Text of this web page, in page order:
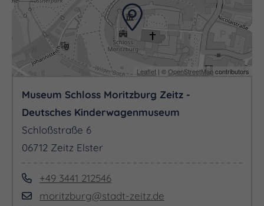
Führungen Einzelpersonen / Gruppen bis 20 Pers.
pro Stunde: 40,00 € (zzgl. zum Eintritt)
Eintrittspreise:
Ermäßigungsberechtigte: 4,00 €
(Kinder von 3 bis 13 Jahren, Schüler, Studenten,
Bundesfreiwilligendienstler, Inhaber Touristiker-
Card Saale-Unstrut, Inhaber des Sozialpasses der
Leaflet | ©OpenStreetMapcontributors
Museum Schloss Moritzburg Zeitz -
Deutsches Kinderwagenmuseum
Schloßstraße 6
06712 Zeitz Elster
+49 3441 212546
moritzburg@stadt-zeitz.de